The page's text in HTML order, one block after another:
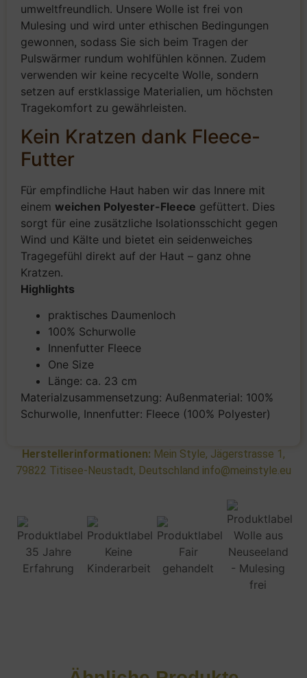
umweltfreundlich. Unsere Wolle ist frei von
Mulesing und wird unter ethischen Bedingungen
gewonnen, sodass Sie sich beim Tragen der
Pulswärmer rundum wohlfühlen können. Zudem
verwenden wir keine recycelte Wolle, sondern
setzen auf erstklassige Materialien, um höchsten
Tragekomfort zu gewährleisten.
Kein Kratzen dank Fleece-
Futter
Für empfindliche Haut haben wir das Innere mit
einem weichen Polyester-Fleece gefüttert. Dies
sorgt für eine zusätzliche Isolationsschicht gegen
Wind und Kälte und bietet ein seidenweiches
Tragegefühl direkt auf der Haut – ganz ohne
Kratzen.
Highlights
praktisches Daumenloch
100% Schurwolle
Innenfutter Fleece
One Size
Länge: ca. 23 cm
Materialzusammensetzung: Außenmaterial: 100%
Schurwolle, Innenfutter: Fleece (100% Polyester)
Herstellerinformationen: Mein Style, Jägerstrasse 1,
79822 Titisee-Neustadt, Deutschland info@meinstyle.eu